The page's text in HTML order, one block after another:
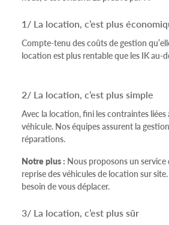
1/ La location, c’est plus
Compte-tenu des coûts de gestion
location est plus rentable que les IK au-
2/ La location, c’est plus simple
Avec la location, fini les contraintes liées
véhicule. Nos équipes assurent la
réparations.
Notre plus : Nous proposons un service
reprise des véhicules de location sur site.
besoin de vous déplacer.
3/ La location, c’est plus sûr